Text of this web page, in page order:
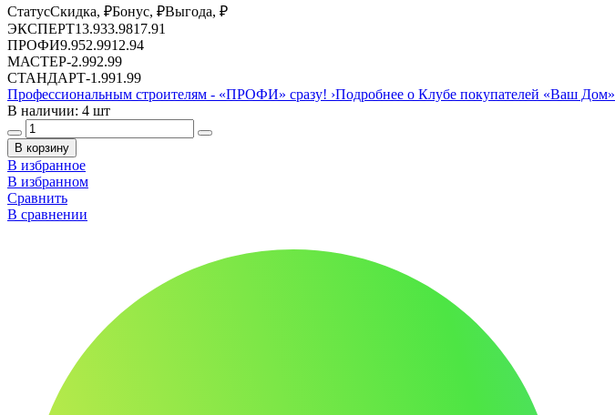
СтатусСкидка, ₽Бонус, ₽Выгода, ₽
ЭКСПЕРТ13.933.9817.91
ПРОФИ9.952.9912.94
МАСТЕР-2.992.99
СТАНДАРТ-1.991.99
Профессиональным строителям - «ПРОФИ» сразу! ›Подробнее о Клубе покупателей «Ваш Дом»
В наличии: 4 шт
В корзину
В избранное
В избранном
Сравнить
В сравнении